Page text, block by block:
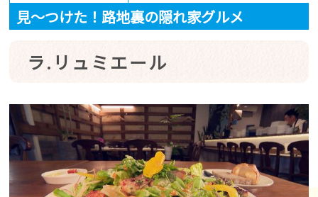
見～つけた！路地裏の隠れ家グルメ
ラ.リュミエール